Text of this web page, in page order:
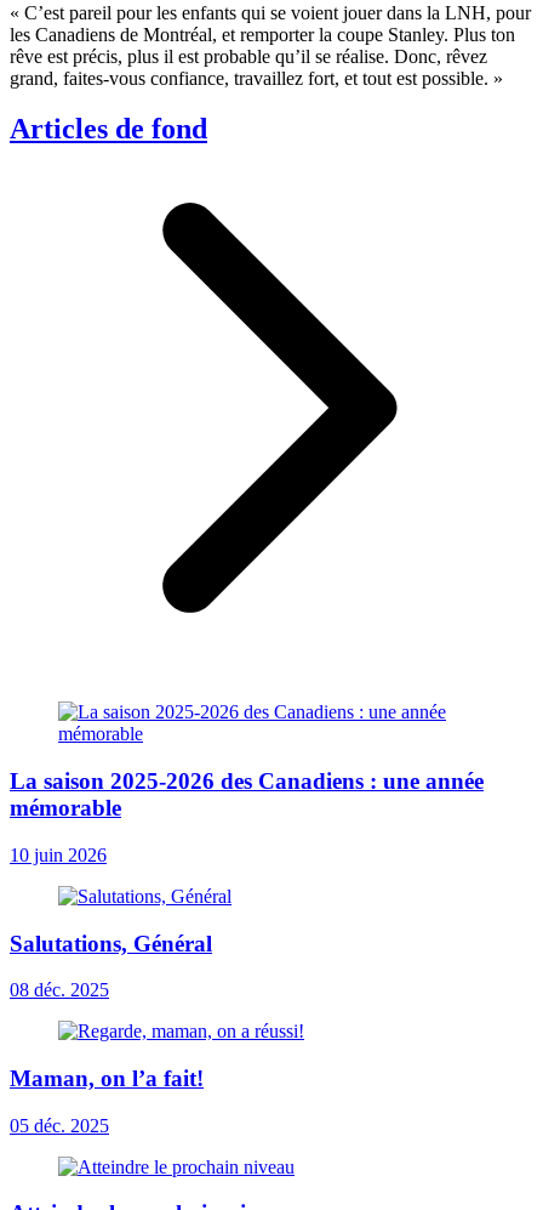
« C’est pareil pour les enfants qui se voient jouer dans la LNH, pour
les Canadiens de Montréal, et remporter la coupe Stanley. Plus ton
rêve est précis, plus il est probable qu’il se réalise. Donc, rêvez
grand, faites-vous confiance, travaillez fort, et tout est possible. »
Articles de fond
La saison 2025-2026 des Canadiens : une année
mémorable
10 juin 2026
Salutations, Général
08 déc. 2025
Maman, on l’a fait!
05 déc. 2025